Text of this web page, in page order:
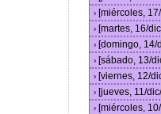
› [miércoles,
› [martes, 16/
› [domingo,
› [sábado, 13/
› [viernes, 12/
› [jueves, 11/
› [miércoles,